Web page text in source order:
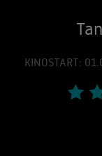
KINOSTART: